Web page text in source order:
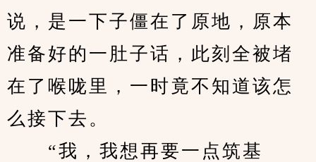
说，是一下子僵在了原地，原本
准备好的一肚子话，此刻全被堵
在了喉咙里，一时竟不知道该怎
么接下去。
“我，我想再要一点筑基